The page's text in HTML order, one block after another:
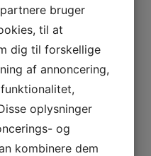
bruger
til at
dig til forskellige
af annoncering,
oplysninger
og
kombinere dem